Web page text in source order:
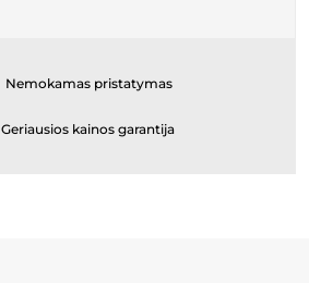
Nemokamas pristatymas
Geriausios kainos garantija